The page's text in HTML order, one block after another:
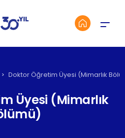
Menü
Doktor Öğretim Üyesi (Mimarlık
Üyesi (Mimarlık